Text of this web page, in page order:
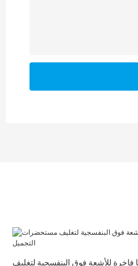
فاخرة للأشعة فوق البنفسجية لتغليف